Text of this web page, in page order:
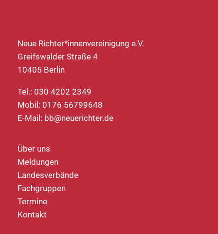
Neue Richter*innenvereinigung e.V.
Greifswalder Straße 4
10405 Berlin
Tel.: 030 4202 2349
Mobil: 0176 56799648
E-Mail: bb@neuerichter.de
Über uns
Meldungen
Landesverbände
Fachgruppen
Termine
Kontakt